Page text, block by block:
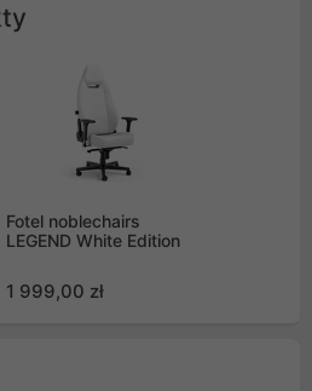
Fotel noblechairs
LEGEND White Edition
1 999,00 zł